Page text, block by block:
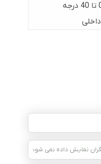
دارای محدوده دمای کاری 0 تا 40 درجه